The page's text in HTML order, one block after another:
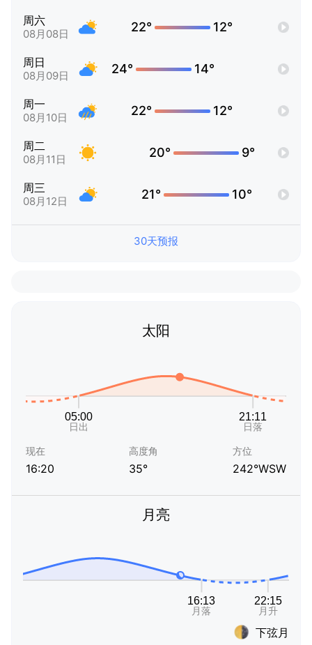
周六
08月08日 22° 12°
周日
08月09日 24° 14°
周一
08月10日 22° 12°
周二
08月11日 20° 9°
周三
08月12日 21° 10°
30天预报
太阳
现在
16:20
高度角
35°
方位
242°WSW
月亮
下弦月